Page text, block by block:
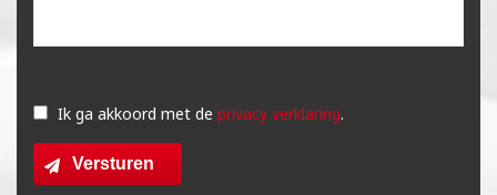
dit
veld
leeg
Ik ga akkoord met de privacy verklaring.
Versturen